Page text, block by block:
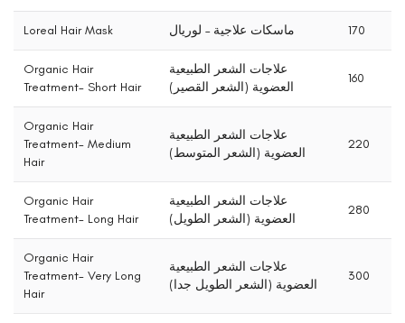
Loreal Hair Mask ماسكات علاجية – لوريال 170
Organic Hair
Treatment- Short Hair
علاجات الشعر الطبيعية
العضوية (الشعر القصير)
160
Organic Hair
Treatment- Medium
Hair
علاجات الشعر الطبيعية
العضوية (الشعر المتوسط)
220
Organic Hair
Treatment- Long Hair
علاجات الشعر الطبيعية
العضوية (الشعر الطويل)
280
Organic Hair
Treatment- Very Long
Hair
علاجات الشعر الطبيعية
العضوية (الشعر الطويل جدا)
300